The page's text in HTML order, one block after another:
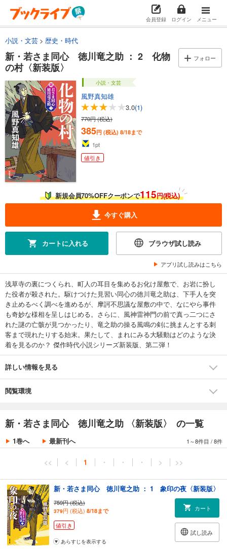
会員登録 ログイン メニュー
小説・文芸 歴史・時代
新・若さま同心 徳川竜之助 ： 2 化物
の村〈新装版〉
フォロー
小説・文芸
風野真知雄
3.0(1)
770円 (税込)
385円 (税込) 8/18まで
1pt
値引き
新規会員70%OFFクーポンで115円(税込)
今すぐ購入
カートに入れる ブラウザ試し読み
アプリ試し読みはこちら
浅草寺の裏につくられ、町人の耳目を集めるお化け屋敷で、お岩に扮し
た役者が殺された。駆けつけた見習い同心の徳川竜之助は、下手人を突
き止めるべく調べを進めるが、摩訶不思議な屋敷の中で、なにやら事件
も奇妙な様相を呈しはじめる。さらに、風神雷神門の前で真っ二つにさ
れた謎の亡骸が見つかったり、竜之助の操る風鳴の剣に挑まんとする刺
客まで現れたりする始末。果たして、まれにみる大騒動はどのような決
着を見るのか？ 傑作時代小説シリーズ新装版、第二弾！
詳しい情報を見る
閲覧環境
新・若さま同心 徳川竜之助 〈新装版〉 の一覧
1巻へ 最新刊へ 1～8件目 /8件
<< < 1 ・ ・ ・ > >>
新・若さま同心 徳川竜之助 ： 1 象印の夜〈新装版〉
759円 (税込)
379円 (税込) 8/18まで
値引き
カート
試し読み
あらすじを表示する